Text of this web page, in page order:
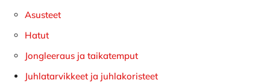
sivupalkki
Asusteet
Hatut
Jongleeraus ja taikatemput
Juhlatarvikkeet ja juhlakoristeet